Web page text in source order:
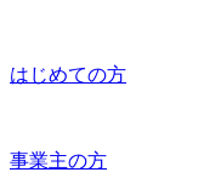
はじめての方
事業主の方